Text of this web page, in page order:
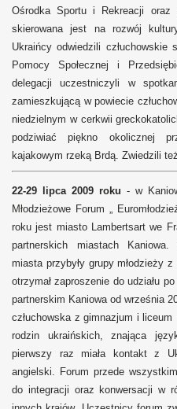
Ośrodka Sportu i Rekreacji oraz
skierowana jest na rozwój
Ukraińcy odwiedzili
Pomocy Społecznej i
delegacji uczestniczyli w
zamieszkującą w powiecie
niedzielnym w cerkwii
podziwiać piękno okolicznej
kajakowym rzeką Brdą. Zwiedzili
22-29 lipca 2009 roku - w
Młodzieżowe Forum „
roku jest miasto Lambertsart we
partnerskich miastach Kaniowa.
miasta przybyły grupy młodzieży
otrzymał zaproszenie do udziału
partnerskim Kaniowa od września
człuchowska z gimnazjum i
rodzin ukraińskich, znająca
pierwszy raz miała kontakt z
angielski. Forum przede
do integracji oraz konwersacji w